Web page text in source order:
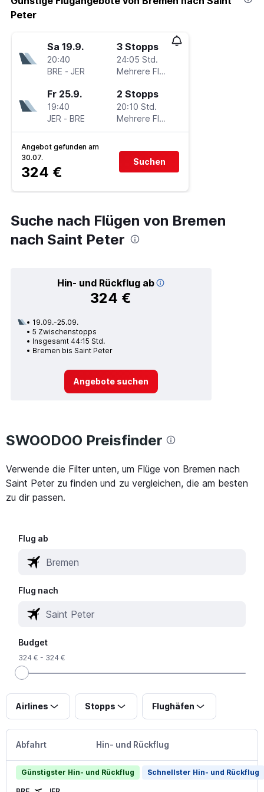
Peter
Sa 19.9.
20:40
BRE - JER
3 Stopps
24:05 Std.
Mehrere Fluglinien
Fr 25.9.
19:40
JER - BRE
2 Stopps
20:10 Std.
Mehrere Fluglinien
Angebot gefunden am
30.07.
324 €
Suchen
Suche nach Flügen von Bremen
nach Saint Peter
Hin- und Rückflug ab
324 €
19.09.-25.09.
5 Zwischenstopps
Insgesamt 44:15 Std.
Bremen bis Saint Peter
Angebote suchen
SWOODOO Preisfinder
Verwende die Filter unten, um Flüge von Bremen nach
Saint Peter zu finden und zu vergleichen, die am besten
zu dir passen.
Flug ab
Flug nach
Budget
324 € - 324 €
Airlines Stopps Flughäfen
Abfahrt Hin- und Rückflug
Günstigster Hin- und Rückflug Schnellster Hin- und Rückflug